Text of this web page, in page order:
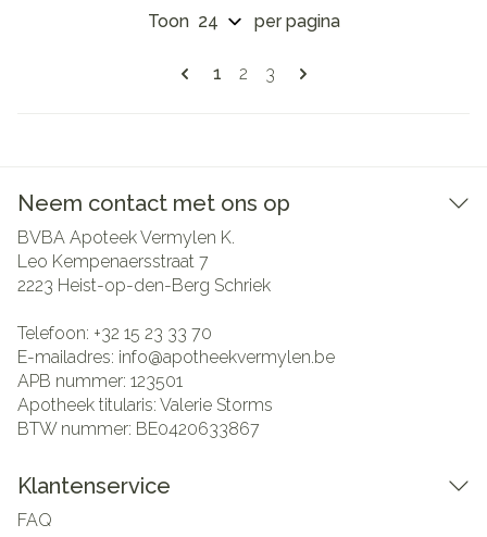
Pagina's
U lees momenteel pagina
1 Pagina
2 Pagina
3
Toon per pagina
Neem contact met ons op
BVBA Apoteek Vermylen K.
Leo Kempenaersstraat 7
2223 Heist-op-den-Berg Schriek
Telefoon: +32 15 23 33 70
E-mailadres: info@apotheekvermylen.be
APB nummer: 123501
Apotheek titularis: Valerie Storms
BTW nummer: BE0420633867
Klantenservice
FAQ